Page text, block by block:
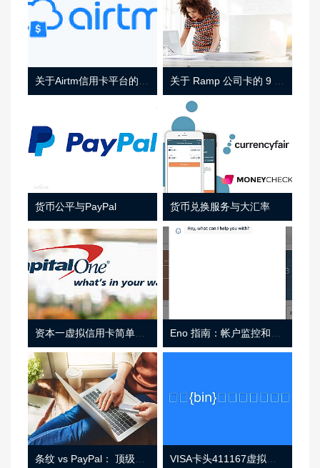
货币公平与PayPal 货币兑换服务与大汇率
资本一虚拟信用卡简单介绍
条纹 vs PayPal： 顶级功能， 定价 （和更多！ VISA卡头411167虚拟卡基础信息